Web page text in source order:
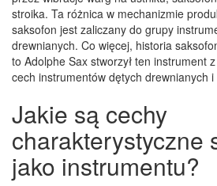
stroika. Ta różnica w mechanizmie
saksofon jest zaliczany do grupy
drewnianych. Co więcej, historia
to Adolphe Sax stworzył ten instrument
cech instrumentów dętych drewnianych
Jakie są cechy
charakterystyczne
jako instrumentu?